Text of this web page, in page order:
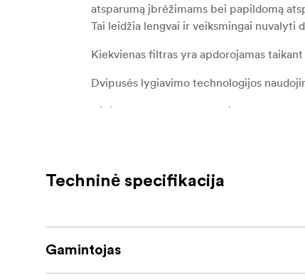
atsparumą įbrėžimams bei papildomą
Tai leidžia lengvai ir veiksmingai nuvalyti
Kiekvienas filtras yra apdorojamas
Dvipusės lygiavimo technologijos
NiSi True Color CPL naudoja
Galima rinktis iš 40,5–105 mm filtro
Itin plonas rėmelis, tik 4,9 mm
Techninė specifikacija
Gamintojas